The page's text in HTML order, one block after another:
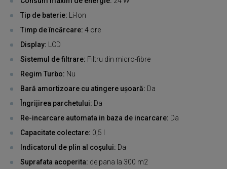
Tip de baterie: Li-Ion
Timp de încărcare: 4 ore
Display: LCD
Sistemul de filtrare: Filtru din micro-fibre
Regim Turbo: Nu
Bară amortizoare cu atingere ușoară: Da
Îngrijirea parchetului: Da
Re-incarcare automata in baza de incarcare: Da
Capacitate colectare: 0,5 l
Indicatorul de plin al coşului: Da
Suprafata acoperita: de pana la 300 m2